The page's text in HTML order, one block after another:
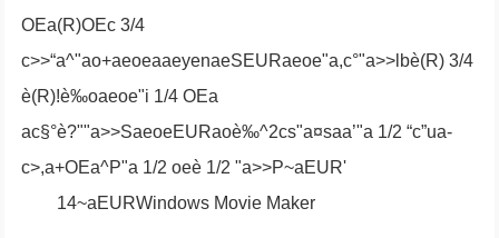
OEa(R)OEc 3/4
c>>“a^"ao+aeoeaaeyenaeSEURaeoe"a,c°"a>>lbè(R) 3/4
è(R)!è‰oaeoe"i 1/4 OEa
ac§°è?""a>>SaeoeEURaoè‰^2cs"a¤saa’"a 1/2 “c”ua-
c>,a+OEa^P"a 1/2 oeè 1/2 "a>>P~aEUR'
14~aEURWindows Movie Maker